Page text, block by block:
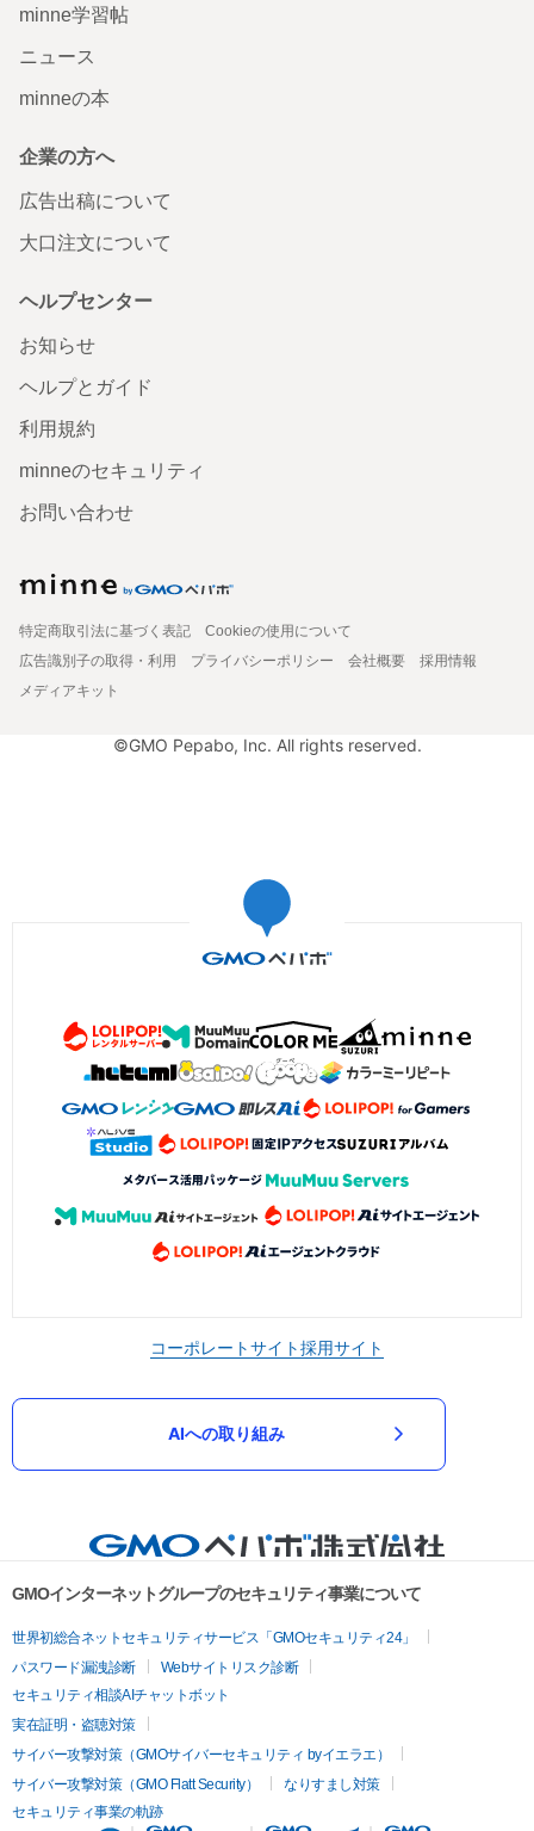
minne学習帖
ニュース
minneの本
企業の方へ
広告出稿について
大口注文について
ヘルプセンター
お知らせ
ヘルプとガイド
利用規約
minneのセキュリティ
お問い合わせ
特定商取引法に基づく表記
Cookieの使用について
広告識別子の取得・利用
プライバシーポリシー 会社概要
採用情報
メディアキット
©GMO Pepabo, Inc. All rights reserved.
コーポレートサイト採用サイト
AIへの取り組み
GMOインターネットグループのセキュリティ事業について
世界初総合ネットセキュリティサービス「GMOセキュリティ24」
パスワード漏洩診断
Webサイトリスク診断
セキュリティ相談AIチャットボット
実在証明・盗聴対策
サイバー攻撃対策（GMOサイバーセキュリティ byイエラエ）
サイバー攻撃対策（GMO Flatt Security）
なりすまし対策
セキュリティ事業の軌跡